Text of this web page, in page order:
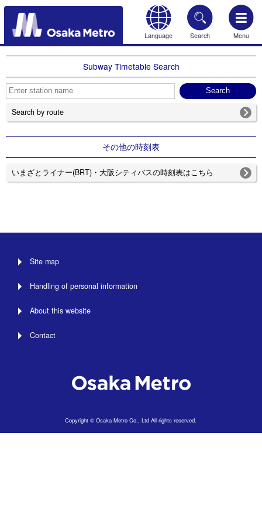
Language Search Menu
HOME
Subway Timetable Search
Search by route
その他の時刻表
いまざとライナー(BRT)・大阪シティバスの時刻表はこちら
Site map
Handling of personal information
About this website
Contact
Copyright © Osaka Metro Co., Ltd All rights reserved.